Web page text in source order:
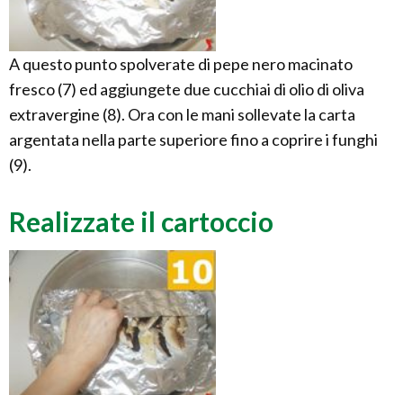
A questo punto spolverate di pepe nero macinato
fresco (7) ed aggiungete due cucchiai di olio di oliva
extravergine (8). Ora con le mani sollevate la carta
argentata nella parte superiore fino a coprire i funghi
(9).
Realizzate il cartoccio